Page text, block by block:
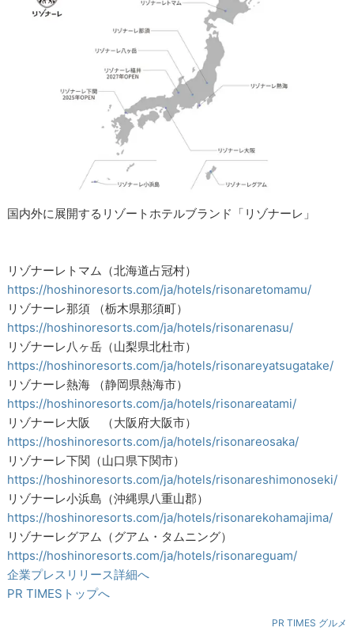
国内外に展開するリゾートホテルブランド「リゾナーレ」
リゾナーレトマム（北海道占冠村）
https://hoshinoresorts.com/ja/hotels/risonaretomamu/
リゾナーレ那須 （栃木県那須町）
https://hoshinoresorts.com/ja/hotels/risonarenasu/
リゾナーレ八ヶ岳（山梨県北杜市）
https://hoshinoresorts.com/ja/hotels/risonareyatsugatake/
リゾナーレ熱海 （静岡県熱海市）
https://hoshinoresorts.com/ja/hotels/risonareatami/
リゾナーレ大阪 （大阪府大阪市）
https://hoshinoresorts.com/ja/hotels/risonareosaka/
リゾナーレ下関（山口県下関市）
https://hoshinoresorts.com/ja/hotels/risonareshimonoseki/
リゾナーレ小浜島（沖縄県八重山郡）
https://hoshinoresorts.com/ja/hotels/risonarekohamajima/
リゾナーレグアム（グアム・タムニング）
https://hoshinoresorts.com/ja/hotels/risonareguam/
企業プレスリリース詳細へ
PR TIMESトップへ
PR TIMES グルメ